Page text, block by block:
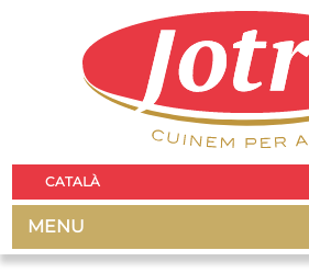
CATALÀ
MENU